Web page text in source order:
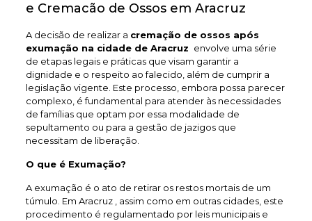
e Cremacão de Ossos em Aracruz
A decisão de realizar a cremação de ossos após
exumação na cidade de Aracruz envolve uma série
de etapas legais e práticas que visam garantir a
dignidade e o respeito ao falecido, além de cumprir a
legislação vigente. Este processo, embora possa parecer
complexo, é fundamental para atender às necessidades
de famílias que optam por essa modalidade de
sepultamento ou para a gestão de jazigos que
necessitam de liberação.
O que é Exumação?
A exumação é o ato de retirar os restos mortais de um
túmulo. Em Aracruz , assim como em outras cidades, este
procedimento é regulamentado por leis municipais e